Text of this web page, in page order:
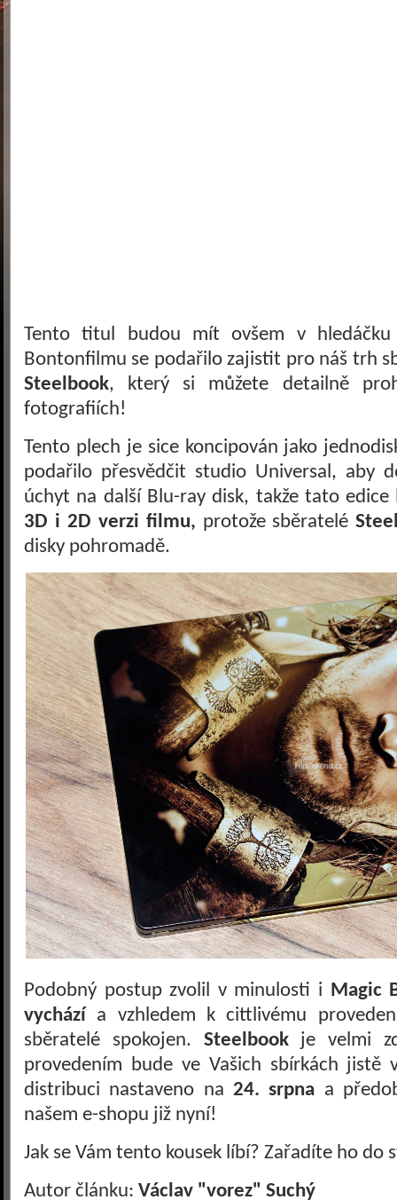
Tento titul budou mít ovšem v hledáčku
Bontonfilmu se podařilo zajistit pro náš trh
Steelbook, který si můžete detailně
fotografiích!
Tento plech je sice koncipován jako
podařilo přesvědčit studio Universal, aby
úchyt na další Blu-ray disk, takže tato
3D i 2D verzi filmu, protože sběratelé
disky pohromadě.
Podobný postup zvolil v minulosti i Magic
vychází a vzhledem k cittlivému
sběratelé spokojen. Steelbookje velmi
provedením bude ve Vašich sbírkách jistě
distribuci nastaveno na 24. srpna a
našem e-shopu již nyní!
Jak se Vám tento kousek líbí? Zařadíte ho do
Autor článku: Václav "vorez" Suchý